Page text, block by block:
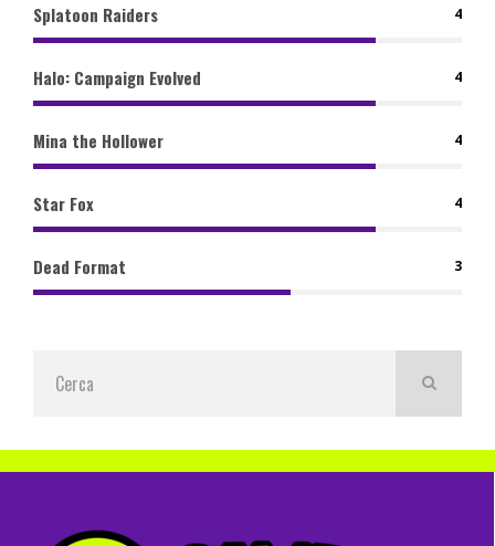
Splatoon Raiders 4
Halo: Campaign Evolved 4
Mina the Hollower 4
Star Fox 4
Dead Format 3